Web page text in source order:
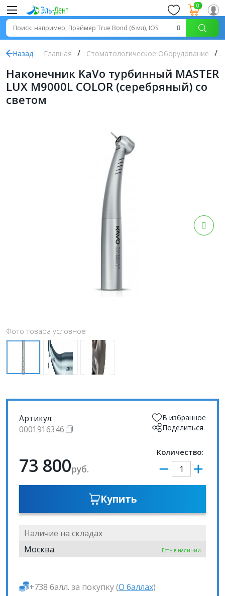
0
Назад Главная Стоматологическое Оборудование
Наконечник KaVo турбинный MASTER
LUX M9000L COLOR (серебряный) со
светом
Фото товара условное
Артикул:
0001916346
В избранное
Поделиться
73 800руб.
Количество:
Купить
Наличие на складах
Москва
Есть в наличии
+738 балл. за покупку (О баллах)